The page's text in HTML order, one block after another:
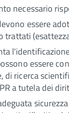
necessario
essere
trattati
essere
di ricerca
a tutela dei